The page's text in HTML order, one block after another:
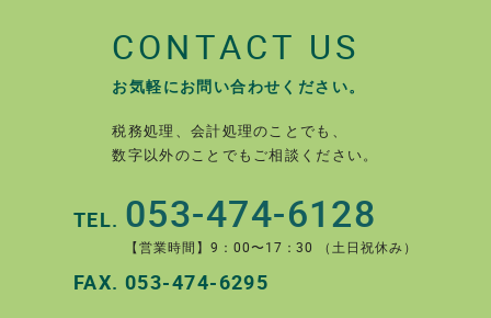
CONTACT US
お気軽にお問い合わせください。
税務処理、会計処理のことでも、
数字以外のことでもご相談ください。
TEL. 053-474-6128
【営業時間】9：00〜17：30 （土日祝休み）
FAX. 053-474-6295